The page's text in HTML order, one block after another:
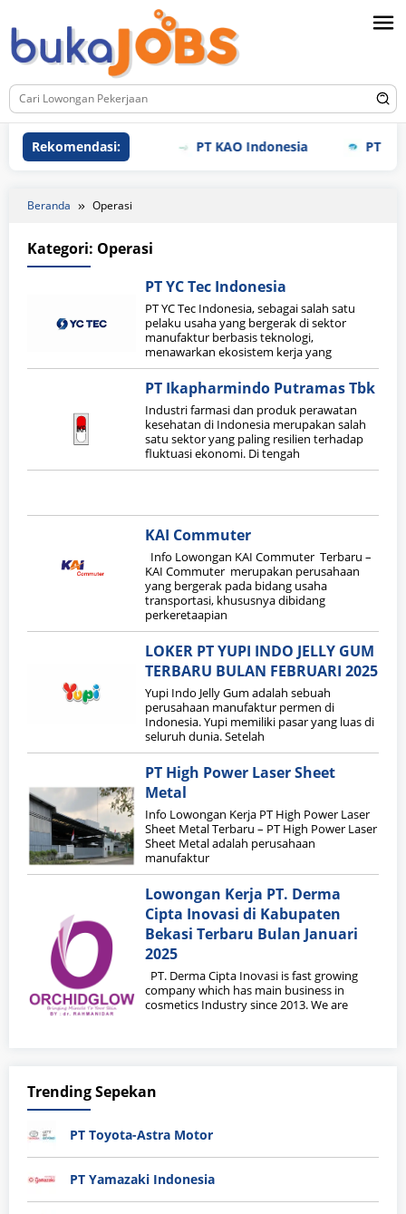
ke
konten
Rekomendasi: PT KAO Indonesia PT
Beranda Operasi
Kategori: Operasi
PT YC Tec Indonesia
PT YC Tec Indonesia, sebagai salah satu
pelaku usaha yang bergerak di sektor
manufaktur berbasis teknologi,
menawarkan ekosistem kerja yang
PT Ikapharmindo Putramas Tbk
Industri farmasi dan produk perawatan
kesehatan di Indonesia merupakan salah
satu sektor yang paling resilien terhadap
fluktuasi ekonomi. Di tengah
KAI Commuter
Info Lowongan KAI Commuter Terbaru –
KAI Commuter merupakan perusahaan
yang bergerak pada bidang usaha
transportasi, khususnya dibidang
perkeretaapian
LOKER PT YUPI INDO JELLY GUM
TERBARU BULAN FEBRUARI 2025
Yupi Indo Jelly Gum adalah sebuah
perusahaan manufaktur permen di
Indonesia. Yupi memiliki pasar yang luas di
seluruh dunia. Setelah
PT High Power Laser Sheet
Metal
Info Lowongan Kerja PT High Power Laser
Sheet Metal Terbaru – PT High Power Laser
Sheet Metal adalah perusahaan
manufaktur
Lowongan Kerja PT. Derma
Cipta Inovasi di Kabupaten
Bekasi Terbaru Bulan Januari
2025
PT. Derma Cipta Inovasi is fast growing
company which has main business in
cosmetics Industry since 2013. We are
Trending Sepekan
PT Toyota-Astra Motor
PT Yamazaki Indonesia